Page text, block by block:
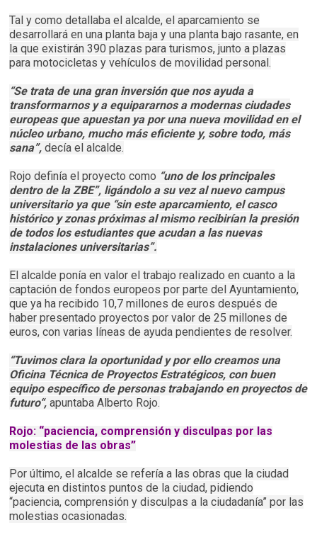
Tal y como detallaba el alcalde, el aparcamiento se
desarrollará en una planta baja y una planta bajo rasante, en
la que existirán 390 plazas para turismos, junto a plazas
para motocicletas y vehículos de movilidad personal.
“Se trata de una gran inversión que nos ayuda a
transformarnos y a equipararnos a modernas ciudades
europeas que apuestan ya por una nueva movilidad en el
núcleo urbano, mucho más eficiente y, sobre todo, más
sana”, decía el alcalde.
Rojo definía el proyecto como “uno de los principales
dentro de la ZBE”, ligándolo a su vez al nuevo campus
universitario ya que “sin este aparcamiento, el casco
histórico y zonas próximas al mismo recibirían la presión
de todos los estudiantes que acudan a las nuevas
instalaciones universitarias”.
El alcalde ponía en valor el trabajo realizado en cuanto a la
captación de fondos europeos por parte del Ayuntamiento,
que ya ha recibido 10,7 millones de euros después de
haber presentado proyectos por valor de 25 millones de
euros, con varias líneas de ayuda pendientes de resolver.
“Tuvimos clara la oportunidad y por ello creamos una
Oficina Técnica de Proyectos Estratégicos, con buen
equipo específico de personas trabajando en proyectos de
futuro“, apuntaba Alberto Rojo.
Rojo: “paciencia, comprensión y disculpas por las
molestias de las obras”
Por último, el alcalde se refería a las obras que la ciudad
ejecuta en distintos puntos de la ciudad, pidiendo
“paciencia, comprensión y disculpas a la ciudadanía” por las
molestias ocasionadas.